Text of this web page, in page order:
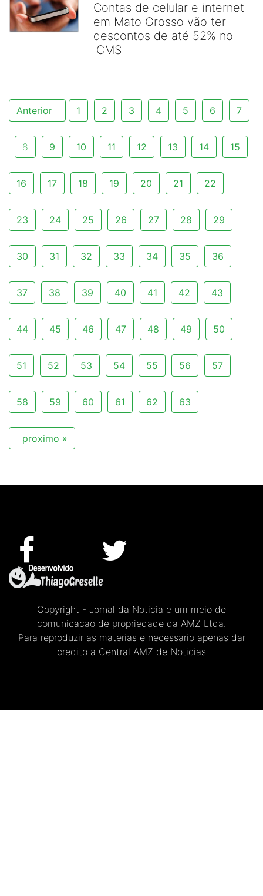
Contas de celular e internet
em Mato Grosso vão ter
descontos de até 52% no
ICMS
Anterior 1 2 3 4 5 6 7
8 9 10 11 12 13 14 15
16 17 18 19 20 21 22
23 24 25 26 27 28 29
30 31 32 33 34 35 36
37 38 39 40 41 42 43
44 45 46 47 48 49 50
51 52 53 54 55 56 57
58 59 60 61 62 63
proximo »
Copyright - Jornal da Noticia e um meio de
comunicacao de propriedade da AMZ Ltda.
Para reproduzir as materias e necessario apenas dar
credito a Central AMZ de Noticias